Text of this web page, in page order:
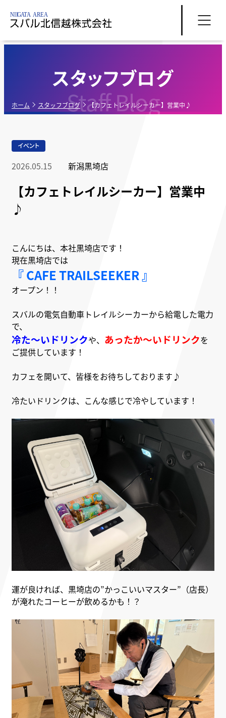
Staff Blog
スタッフブログ
ホーム スタッフブログ 【カフェトレイルシーカー】営業中♪
イベント
2026.05.15 新潟黒埼店
【カフェトレイルシーカー】営業中
♪
こんにちは、本社黒埼店です！
現在黒埼店では
『 CAFE TRAILSEEKER 』
オープン！！
スバルの電気自動車トレイルシーカーから給電した電力
で、
冷た～いドリンクや、 あったか～いドリンクを
ご提供しています！
カフェを開いて、皆様をお待ちしております♪
冷たいドリンクは、こんな感じで冷やしています！
運が良ければ、黒埼店の”かっこいいマスター”（店長）
が淹れたコーヒーが飲めるかも！？